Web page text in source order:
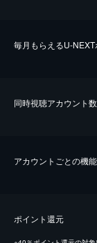
毎⽉もらえるU-NEXT
同時視聴アカウント数
アカウントごとの機
ポイント還元